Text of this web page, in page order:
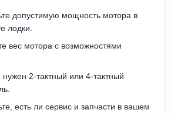
допустимую мощность мотора в
лодки.
вес мотора с возможностями
2-тактный или 4-тактный
есть ли сервис и запчасти в вашем